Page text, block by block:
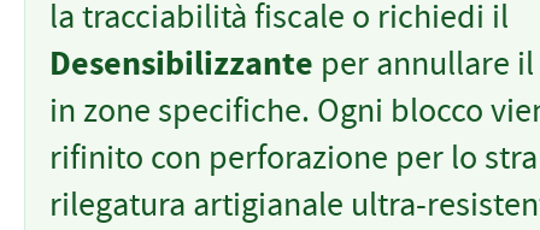
la tracciabilità fiscale o richiedi il
Desensibilizzante per annullare
in zone specifiche. Ogni blocco
rifinito con perforazione per lo
rilegatura artigianale ultra-